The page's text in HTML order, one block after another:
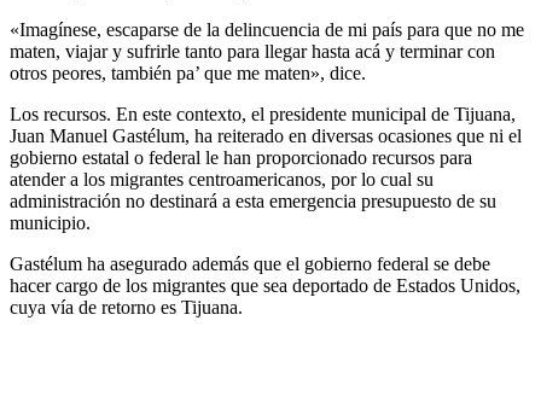
«Imagínese, escaparse de la delincuencia de mi país para que no me
maten, viajar y sufrirle tanto para llegar hasta acá y terminar con
otros peores, también pa’ que me maten», dice.
Los recursos. En este contexto, el presidente municipal de Tijuana,
Juan Manuel Gastélum, ha reiterado en diversas ocasiones que ni el
gobierno estatal o federal le han proporcionado recursos para
atender a los migrantes centroamericanos, por lo cual su
administración no destinará a esta emergencia presupuesto de su
municipio.
Gastélum ha asegurado además que el gobierno federal se debe
hacer cargo de los migrantes que sea deportado de Estados Unidos,
cuya vía de retorno es Tijuana.